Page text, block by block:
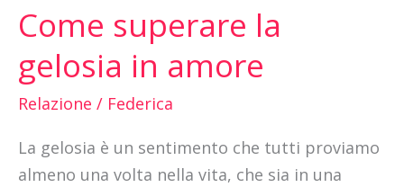
Come superare la
gelosia in amore
Relazione / Federica
La gelosia è un sentimento che tutti proviamo
almeno una volta nella vita, che sia in una
Come
superare
la
gelosia
amore